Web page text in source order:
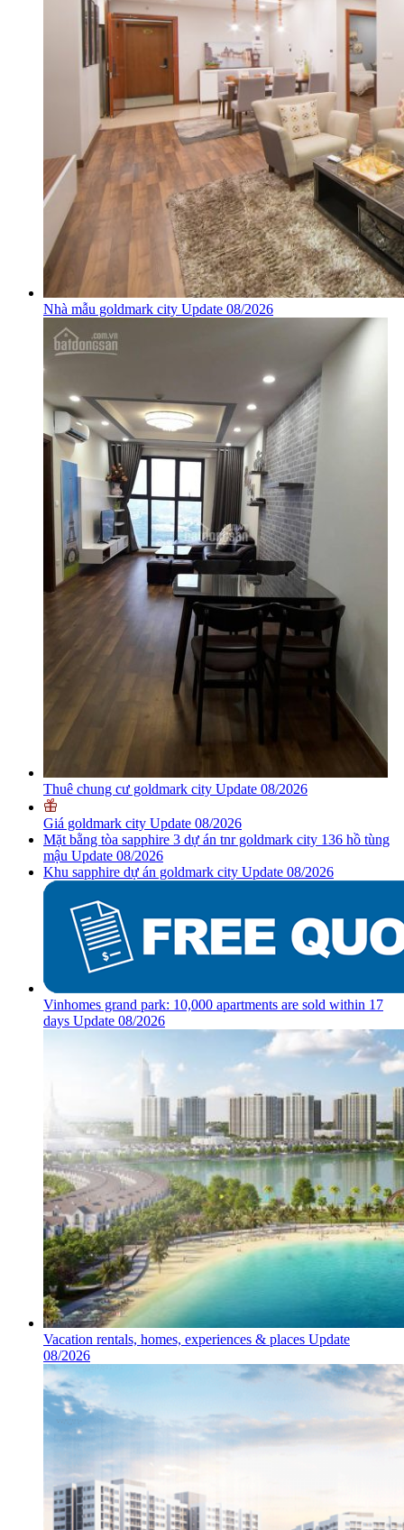
Nhà mẫu goldmark city Update 08/2026
Thuê chung cư goldmark city Update 08/2026
Giá goldmark city Update 08/2026
Mặt bằng tòa sapphire 3 dự án tnr goldmark city 136 hồ tùng
mậu Update 08/2026
Khu sapphire dự án goldmark city Update 08/2026
Vinhomes grand park: 10,000 apartments are sold within 17
days Update 08/2026
Vacation rentals, homes, experiences & places Update
08/2026